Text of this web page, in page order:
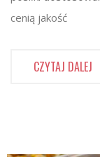
cenią jakość
CZYTAJ DALEJ